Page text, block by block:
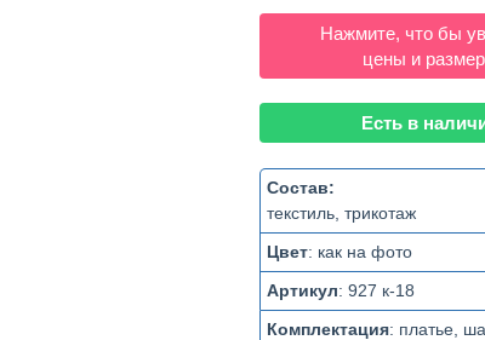
Нажмите, что бы
цены и
Есть в
Состав:
текстиль, трикотаж
Цвет: как на фото
Артикул:927 к-18
Комплектация: платье,